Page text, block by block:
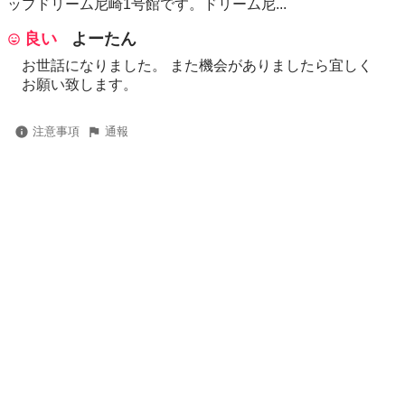
ップドリーム尼崎1号館です。ドリーム尼...
良い よーたん
お世話になりました。 また機会がありましたら宜しく
お願い致します。
注意事項 通報